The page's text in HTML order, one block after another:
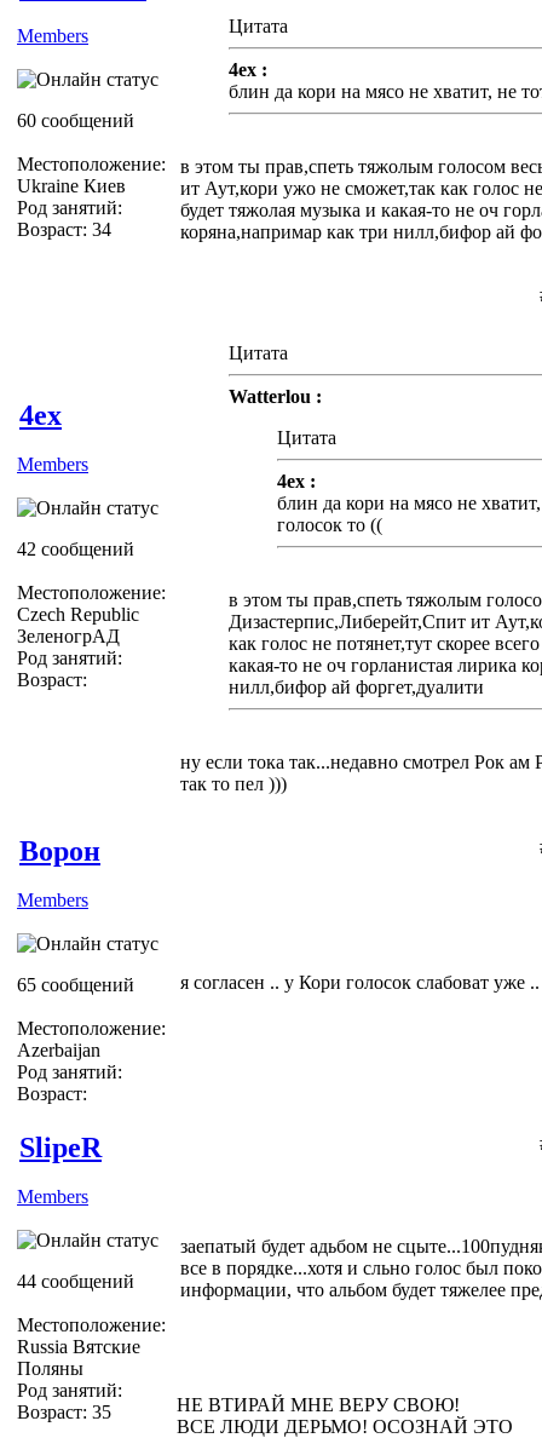
Members
60 сообщений
Местоположение:
Ukraine Киев
Род занятий:
Возраст: 34
Цитата
4ex :
блин да кори на мясо не хватит, не
в этом ты прав,спеть тяжолым голосом
ит Аут,кори ужо не сможет,так как голос
будет тяжолая музыка и какая-то не оч
коряна,напримар как три нилл,бифор ай
4ex
Members
42 сообщений
Местоположение:
Czech Republic
ЗеленогрАД
Род занятий:
Возраст:
Цитата
Watterlou :
Цитата
4ex :
блин да кори на мясо не
голосок то ((
в этом ты прав,спеть тяжолым
Дизастерпис,Либерейт,Спит ит
как голос не потянет,тут скорее
какая-то не оч горланистая лирика
нилл,бифор ай форгет,дуалити
ну если тока так...недавно смотрел Рок ам
так то пел )))
Ворон
Members
65 сообщений
Местоположение:
Azerbaijan
Род занятий:
Возраст:
я согласен .. у Кори голосок слабоват уже
SlipeR
Members
44 сообщений
Местоположение:
Russia Вятские
Поляны
Род занятий:
Возраст: 35
заепатый будет адьбом не
все в порядке...хотя и сльно голос был
информации, что альбом будет тяжелее
НЕ ВТИРАЙ МНЕ ВЕРУ СВОЮ!
ВСЕ ЛЮДИ ДЕРЬМО! ОСОЗНАЙ ЭТО